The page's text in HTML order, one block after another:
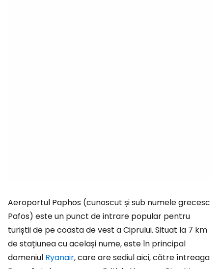
Aeroportul Paphos (cunoscut și sub numele grecesc
Pafos) este un punct de intrare popular pentru
turiștii de pe coasta de vest a Ciprului. Situat la 7 km
de stațiunea cu același nume, este în principal
domeniul Ryanair, care are sediul aici, către întreaga